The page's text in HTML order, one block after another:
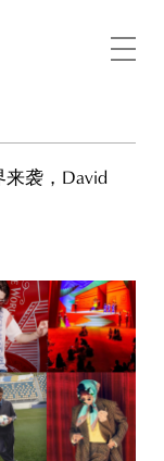
来袭，David